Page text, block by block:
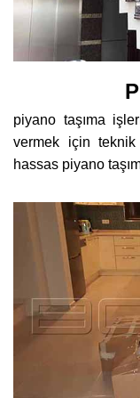
piyano taşıma
vermek için teknik
hassas piyano